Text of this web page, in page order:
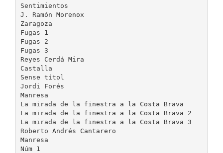
Sentimientos
J. Ramón Morenox
Zaragoza
Fugas 1
Fugas 2
Fugas 3
Reyes Cerdá Mira
Castalla
Sense títol
Jordi Forés
Manresa
La mirada de la finestra a la Costa Brava
La mirada de la finestra a la Costa Brava 2
La mirada de la finestra a la Costa Brava 3
Roberto Andrés Cantarero
Manresa
Núm 1